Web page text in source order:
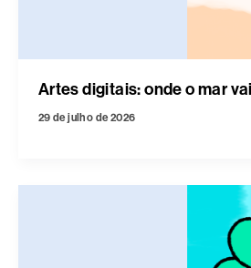
Artes digitais: onde o mar
29 de julho de 2026